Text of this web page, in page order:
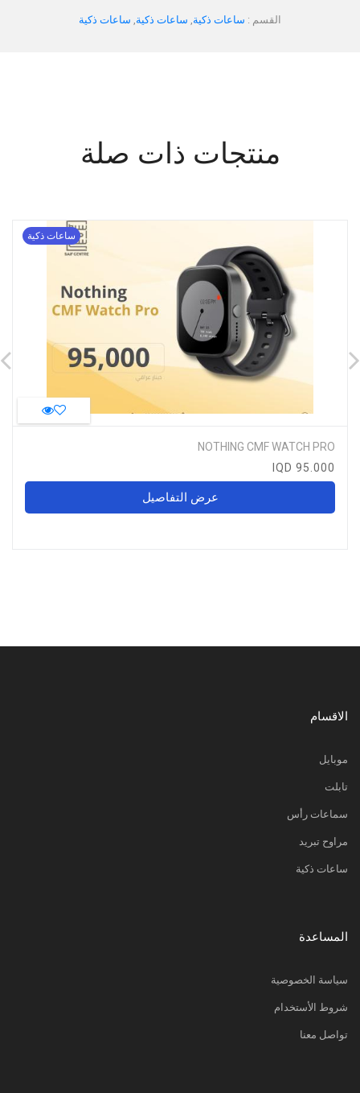
القسم : ساعات ذكية ساعات ذكية ساعات ذكية
منتجات ذات صلة
NOTHING CMF WATCH PRO
95.000 IQD
عرض التفاصيل
الاقسام
موبايل
تابلت
سماعات رأس
مراوح تبريد
ساعات ذكية
المساعدة
سياسة الخصوصية
شروط الأستخدام
تواصل معنا